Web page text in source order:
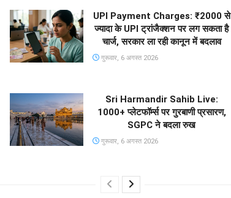
UPI Payment Charges: ₹2000 से
ज्यादा के UPI ट्रांजैक्शन पर लग सकता है
चार्ज, सरकार ला रही कानून में बदलाव
गुरूवार, 6 अगस्त 2026
Sri Harmandir Sahib Live:
1000+ प्लेटफॉर्म्स पर गुरबाणी प्रसारण,
SGPC ने बदला रुख
गुरूवार, 6 अगस्त 2026